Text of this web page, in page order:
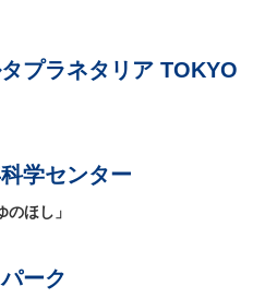
プラネタリア TOKYO
学センター
ほし」
ーク